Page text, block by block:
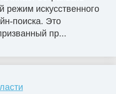
режим искусственного
поиска. Это
пр...